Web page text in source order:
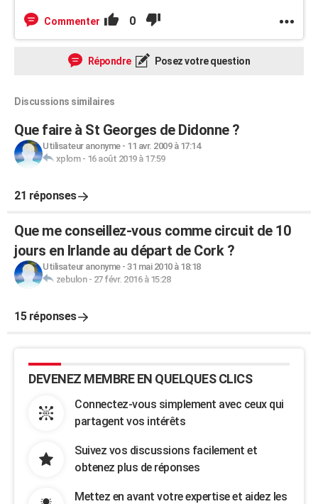
Commenter 0
Répondre Posez votre question
Discussions similaires
Que faire à St Georges de Didonne ?
Utilisateur anonyme- 11 avr. 2009 à 17:14
xplom- 16 août 2019 à 17:59
21 réponses
Que me conseillez-vous comme circuit de 10
jours en Irlande au départ de Cork ?
Utilisateur anonyme- 31 mai 2010 à 18:18
zebulon- 27 févr. 2016 à 15:28
15 réponses
DEVENEZ MEMBRE EN QUELQUES CLICS
Connectez-vous simplement avec ceux qui
partagent vos intérêts
Suivez vos discussions facilement et
obtenez plus de réponses
Mettez en avant votre expertise et aidez les